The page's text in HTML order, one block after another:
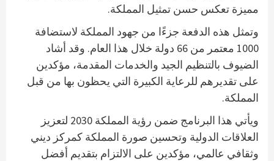
مميزة تعكس حسن تمثيل المملكة.
وتمثل هذه الدفعة جزءًا من جهود المملكة لاستضافة
1000 معتمر من 66 دولة خلال هذا العام. وقد أشاد
الضيوف بالتنظيم الجيد والخدمات المقدمة، مؤكدين
على تقديرهم للرعاية الكبيرة التي يحظون بها من قبل
المملكة.
ويأتي هذا البرنامج ضمن رؤية المملكة 2030 لتعزيز
العلاقات الدولية وتحسين صورة المملكة كمركز ديني
وثقافي عالمي، مؤكدين على الالتزام بتقديم أفضل